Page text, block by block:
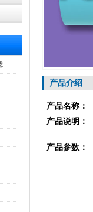
产品介绍
产品名称：
产品说明：
产品参数：